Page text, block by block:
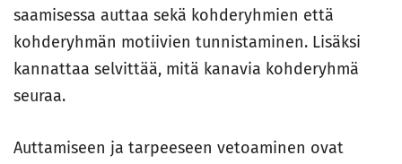
saamisessa auttaa sekä kohderyhmien että
kohderyhmän motiivien tunnistaminen. Lisäksi
kannattaa selvittää, mitä kanavia kohderyhmä
seuraa.
Auttamiseen ja tarpeeseen vetoaminen ovat